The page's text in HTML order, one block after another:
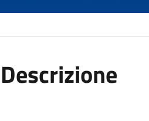
Descrizione